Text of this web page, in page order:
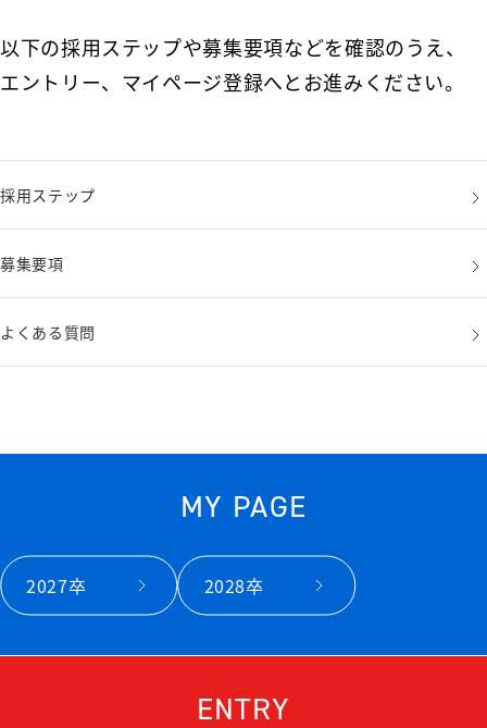
以下の採用ステップや募集要項などを確認のうえ、
エントリー、マイページ登録へとお進みください。
採用ステップ
募集要項
よくある質問
MY PAGE
2027卒 2028卒
ENTRY